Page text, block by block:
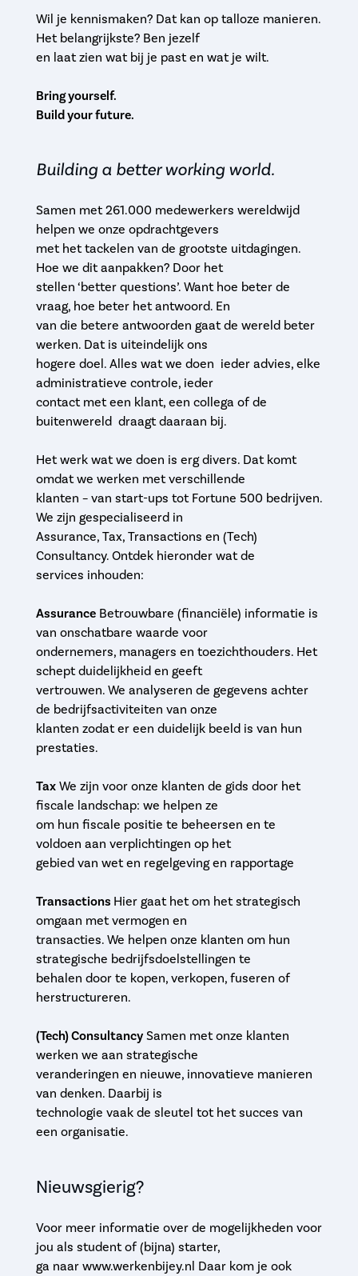
Wil je kennismaken? Dat kan op talloze manieren.
Het belangrijkste? Ben jezelf
en laat zien wat bij je past en wat je wilt.
Bring yourself.
Build your future.
Building a better working world.
Samen met 261.000 medewerkers wereldwijd
helpen we onze opdrachtgevers
met het tackelen van de grootste uitdagingen.
Hoe we dit aanpakken? Door het
stellen ‘better questions’. Want hoe beter de
vraag, hoe beter het antwoord. En
van die betere antwoorden gaat de wereld beter
werken. Dat is uiteindelijk ons
hogere doel. Alles wat we doen ­ ieder advies, elke
administratieve controle, ieder
contact met een klant, een collega of de
buitenwereld ­ draagt daaraan bij.
Het werk wat we doen is erg divers. Dat komt
omdat we werken met verschillende
klanten – van start-ups tot Fortune 500 bedrijven.
We zijn gespecialiseerd in
Assurance, Tax, Transactions en (Tech)
Consultancy. Ontdek hieronder wat de
services inhouden:
AssuranceBetrouwbare (financiële) informatie is
van onschatbare waarde voor
ondernemers, managers en toezichthouders. Het
schept duidelijkheid en geeft
vertrouwen. We analyseren de gegevens achter
de bedrijfsactiviteiten van onze
klanten zodat er een duidelijk beeld is van hun
prestaties.
TaxWe zijn voor onze klanten de gids door het
fiscale landschap: we helpen ze
om hun fiscale positie te beheersen en te
voldoen aan verplichtingen op het
gebied van wet­ en regelgeving en rapportage
Transactions Hier gaat het om het strategisch
omgaan met vermogen en
transacties. We helpen onze klanten om hun
strategische bedrijfsdoelstellingen te
behalen door te kopen, verkopen, fuseren of
herstructureren.
(Tech) ConsultancySamen met onze klanten
werken we aan strategische
veranderingen en nieuwe, innovatieve manieren
van denken. Daarbij is
technologie vaak de sleutel tot het succes van
een organisatie.
Nieuwsgierig?
Voor meer informatie over de mogelijkheden voor
jou als student of (bijna) starter,
ga naar www.werkenbijey.nl Daar kom je ook